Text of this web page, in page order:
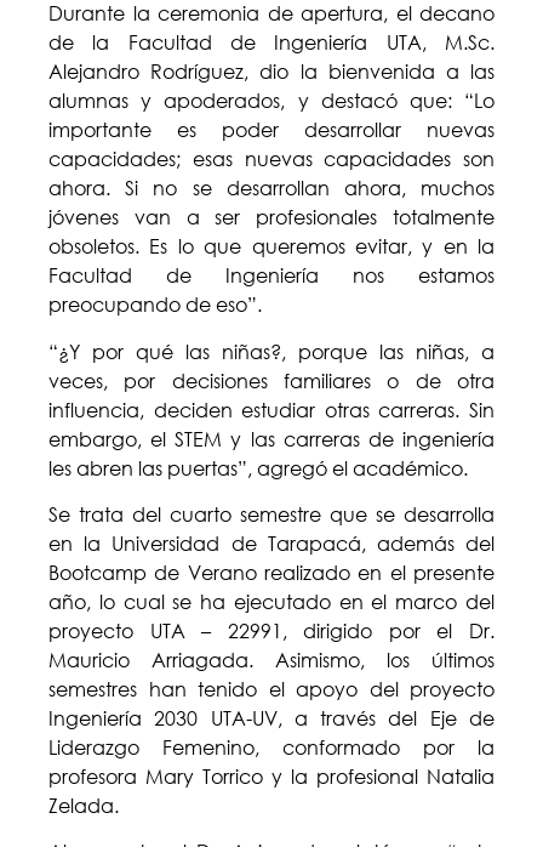
Durante la ceremonia de apertura, el decano
de la Facultad de Ingeniería UTA, M.Sc.
Alejandro Rodríguez, dio la bienvenida a las
alumnas y apoderados, y destacó que: “Lo
importante es poder desarrollar nuevas
capacidades; esas nuevas capacidades son
ahora. Si no se desarrollan ahora, muchos
jóvenes van a ser profesionales totalmente
obsoletos. Es lo que queremos evitar, y en la
Facultad de Ingeniería nos estamos
preocupando de eso”.
“¿Y por qué las niñas?, porque las niñas, a
veces, por decisiones familiares o de otra
influencia, deciden estudiar otras carreras. Sin
embargo, el STEM y las carreras de ingeniería
les abren las puertas”, agregó el académico.
Se trata del cuarto semestre que se desarrolla
en la Universidad de Tarapacá, además del
Bootcamp de Verano realizado en el presente
año, lo cual se ha ejecutado en el marco del
proyecto UTA – 22991, dirigido por el Dr.
Mauricio Arriagada. Asimismo, los últimos
semestres han tenido el apoyo del proyecto
Ingeniería 2030 UTA-UV, a través del Eje de
Liderazgo Femenino, conformado por la
profesora Mary Torrico y la profesional Natalia
Zelada.